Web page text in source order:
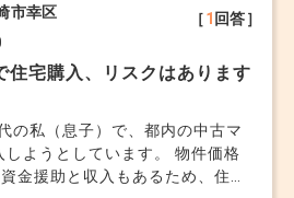
市幸区
［1 回答］
住宅購入、リスクはあります
の私（息子）で、都内の中古マ
しようとしています。 物件価格
金援助と収入もあるため、住宅